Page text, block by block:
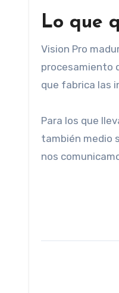
Lo que
Vision Pro
procesamiento
que fabrica las
Para los que
también medio
nos